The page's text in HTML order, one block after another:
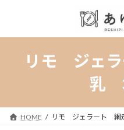
ン
プ
ー
動
リモ ジェ
乳
HOME リモ ジェラート